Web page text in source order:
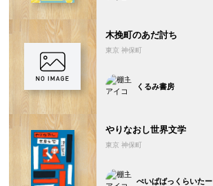
木挽町のあだ討ち
東京 神保町
くるみ書房
やりなおし世界文学
東京 神保町
ぺいぱばっくらいたー